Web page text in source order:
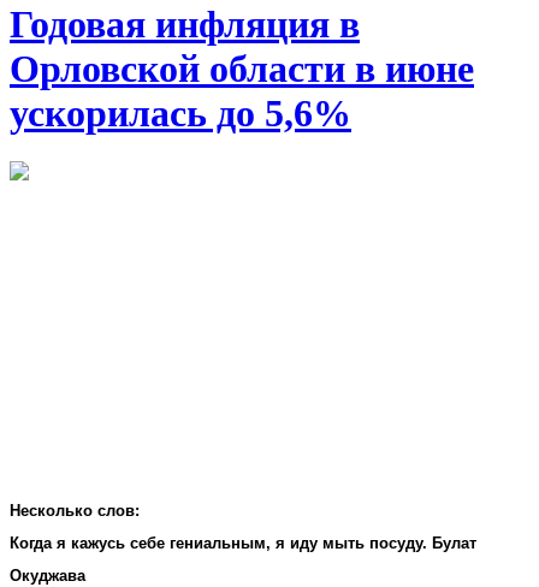
Годовая инфляция в
Орловской области в июне
ускорилась до 5,6%
Несколько слов:
Когда я кажусь себе гениальным, я иду мыть посуду. Булат
Окуджава